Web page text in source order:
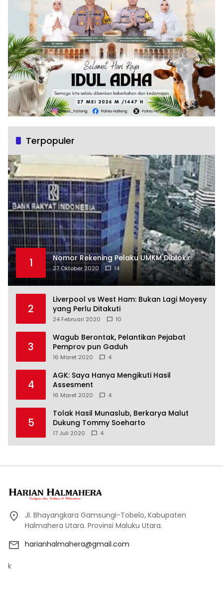
Terpopuler
1 Nomor Rekening Pelaku UMKM Diblokir
27 Oktober 2020 14
2
Liverpool vs West Ham: Bukan Lagi Moyesy
yang Perlu Ditakuti
24 Februari 2020 10
3
Wagub Berontak, Pelantikan Pejabat
Pemprov pun Gaduh
16 Maret 2020 4
4
AGK: Saya Hanya Mengikuti Hasil
Assesment
16 Maret 2020 4
5
Tolak Hasil Munaslub, Berkarya Malut
Dukung Tommy Soeharto
17 Juli 2020 4
Jl. Bhayangkara Gamsungi-Tobelo, Kabupaten
Halmahera Utara. Provinsi Maluku Utara.
harianhalmahera@gmail.com
k